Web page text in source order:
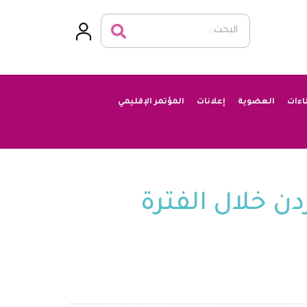
العضوية إعلانات المؤتمر الإقليمي
خلال الفترة